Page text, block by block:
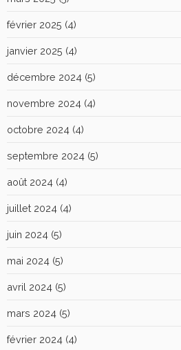
février 2025 (4)
janvier 2025 (4)
décembre 2024 (5)
novembre 2024 (4)
octobre 2024 (4)
septembre 2024 (5)
août 2024 (4)
juillet 2024 (4)
juin 2024 (5)
mai 2024 (5)
avril 2024 (5)
mars 2024 (5)
février 2024 (4)